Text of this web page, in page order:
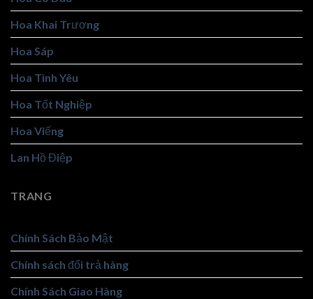
Hoa Khai Trương
Hoa Sáp
Hoa Tình Yêu
Hoa Tốt Nghiệp
Hoa Viếng
Lan Hồ Điệp
TRANG
Chính Sách Bảo Mật
Chính sách đổi trả hàng
Chính Sách Giao Hàng